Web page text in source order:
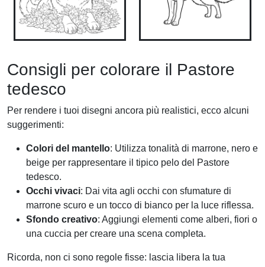
Consigli per colorare il Pastore
tedesco
Per rendere i tuoi disegni ancora più realistici, ecco alcuni
suggerimenti:
Colori del mantello: Utilizza tonalità di marrone, nero e
beige per rappresentare il tipico pelo del Pastore
tedesco.
Occhi vivaci: Dai vita agli occhi con sfumature di
marrone scuro e un tocco di bianco per la luce riflessa.
Sfondo creativo: Aggiungi elementi come alberi, fiori o
una cuccia per creare una scena completa.
Ricorda, non ci sono regole fisse: lascia libera la tua